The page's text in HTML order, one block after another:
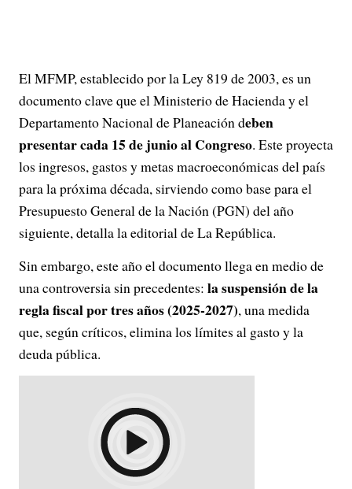
El MFMP, establecido por la Ley 819 de 2003, es un
documento clave que el Ministerio de Hacienda y el
Departamento Nacional de Planeación deben
presentar cada 15 de junio al Congreso. Este proyecta
los ingresos, gastos y metas macroeconómicas del país
para la próxima década, sirviendo como base para el
Presupuesto General de la Nación (PGN) del año
siguiente, detalla la editorial de La República.
Sin embargo, este año el documento llega en medio de
una controversia sin precedentes: la suspensión de la
regla fiscal por tres años (2025-2027), una medida
que, según críticos, elimina los límites al gasto y la
deuda pública.